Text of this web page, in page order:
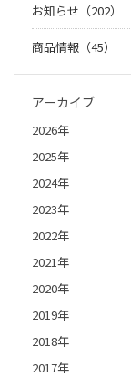
お知らせ（202）
商品情報（45）
アーカイブ
2026年
2025年
2024年
2023年
2022年
2021年
2020年
2019年
2018年
2017年